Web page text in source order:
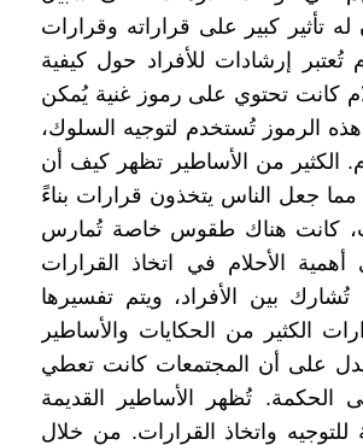
تأثير كبير على قراراته وقرارات
تُعتبر إرشادات للأفراد حول كيفية
كانت تحتوي على رموز غنية يُمكن
الرموز تُستخدم لتوجيه السلوك،
الكثير من الأساطير تظهر كيف أن
جعل الناس يتخذون قرارات بناءً
كانت هناك طقوس خاصة تُمارس
الأحلام في اتخاذ القرارات
بين الأفراد، ويتم تفسيرها
الكثير من الحكايات والأساطير
يدل على أن المجتمعات كانت تعطي
الحكمة. تُظهر الأساطير القديمة
واتخاذ القرارات. من خلال